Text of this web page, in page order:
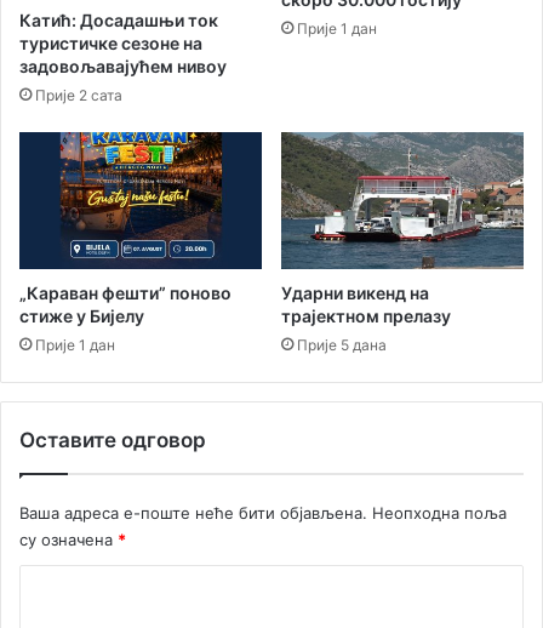
к
а
н
о
с
т
2
м
а
Катић: Досадашњи ток
туристичке сезоне на
задовољавајућем нивоу
Прије 2 сата
Прије 1 дан
„Караван фешти” поново
стиже у Бијелу
Прије 1 дан
Ударни викенд на
трајектном прелазу
Прије 5 дана
Оставите одговор
Ваша адреса е-поште неће бити објављена. Неопходна поља
су означена *